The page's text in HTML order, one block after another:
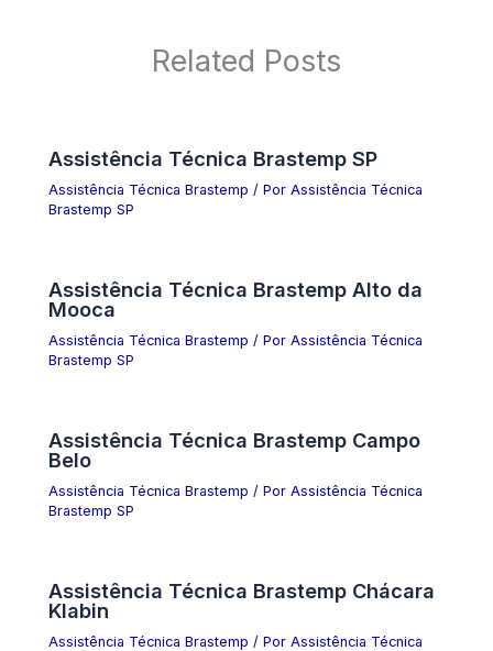
Related Posts
Assistência Técnica Brastemp SP
Assistência Técnica Brastemp / PorAssistência Técnica
Brastemp SP
Assistência Técnica Brastemp Alto da
Mooca
Assistência Técnica Brastemp / PorAssistência Técnica
Brastemp SP
Assistência Técnica Brastemp Campo
Belo
Assistência Técnica Brastemp / PorAssistência Técnica
Brastemp SP
Assistência Técnica Brastemp Chácara
Klabin
Assistência Técnica Brastemp / PorAssistência Técnica